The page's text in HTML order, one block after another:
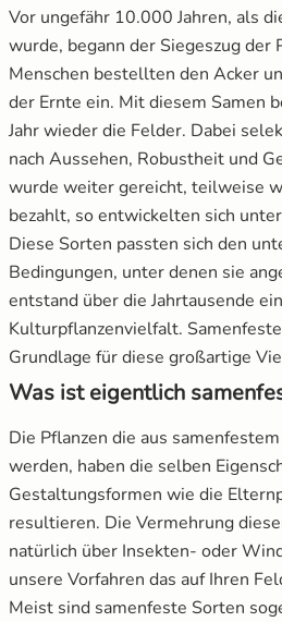
Vor ungefähr 10.000 Jahren, als
wurde, begann der Siegeszug der
Menschen bestellten den Acker
der Ernte ein. Mit diesem Samen
Jahr wieder die Felder. Dabei
nach Aussehen, Robustheit und
wurde weiter gereicht, teilweise
bezahlt, so entwickelten sich
Diese Sorten passten sich den
Bedingungen, unter denen sie
entstand über die Jahrtausende
Kulturpflanzenvielfalt.
Grundlage für diese großartige
Was ist eigentlich
Die Pflanzen die aus
werden, haben die selben
Gestaltungsformen wie die
resultieren. Die Vermehrung
natürlich über Insekten- oder
unsere Vorfahren das auf Ihren
Meist sind samenfeste Sorten
Mangold
Melone
Möhren
Paprika
Pastinake
Porree/ Lauch
Rosenkohl
Rote Bete
Salat
Spinat
Russische Tomaten
Schwarze Tomaten
Tomaten für Tomatenhaus
Tomatensamen Set